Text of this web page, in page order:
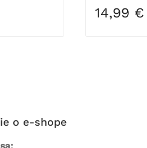
14,99 €
o e-shope